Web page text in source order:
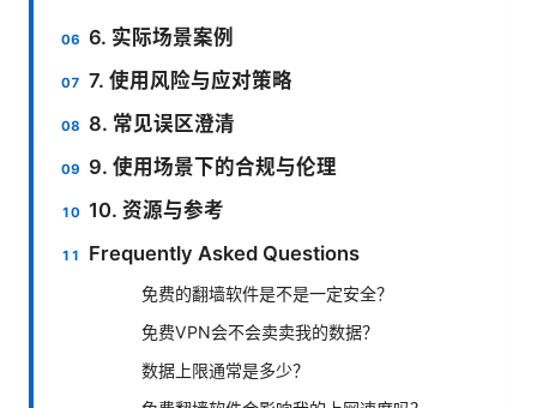
6. 实际场景案例
7. 使用风险与应对策略
8. 常见误区澄清
9. 使用场景下的合规与伦理
10. 资源与参考
Frequently Asked Questions
免费的翻墙软件是不是一定安全？
免费VPN会不会卖卖我的数据？
数据上限通常是多少？